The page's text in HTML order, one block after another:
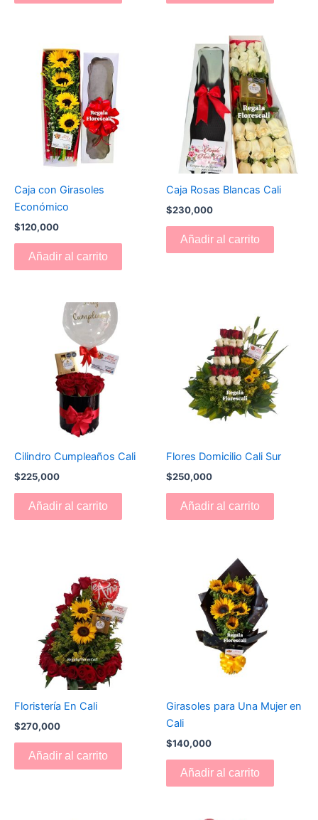
Caja con Girasoles
Económico
$120,000
Añadir al carrito
Caja Rosas Blancas Cali
$230,000
Añadir al carrito
Cilindro Cumpleaños Cali
$225,000
Añadir al carrito
Flores Domicilio Cali Sur
$250,000
Añadir al carrito
Floristería En Cali
$270,000
Añadir al carrito
Girasoles para Una Mujer en
Cali
$140,000
Añadir al carrito